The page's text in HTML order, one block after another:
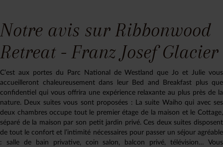
Notre avis sur Ribbonwood
Retreat - Franz Josef Glacier
C’est aux portes du Parc National de Westland que Jo et Julie vous
accueilleront chaleureusement dans leur Bed and Breakfast plus que
confidentiel qui vous offrira une expérience relaxante au plus près de la
nature. Deux suites vous sont proposées : La suite Waiho qui avec ses
deux chambres occupe tout le premier étage de la maison et le Cottage,
séparé de la maison par son petit jardin privé. Ces deux suites disposent
de tout le confort et l’intimité nécessaires pour passer un séjour agréable
: salle de bain privative, coin salon, balcon privé, télévision… Vous